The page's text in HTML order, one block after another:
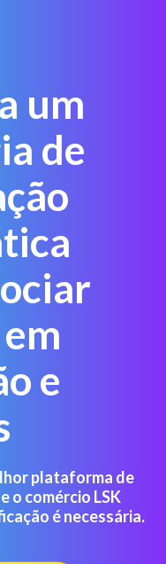
um
de
e
plataforma de
o comércio LSK
é necessária.